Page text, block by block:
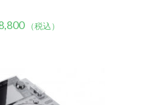
（税込）